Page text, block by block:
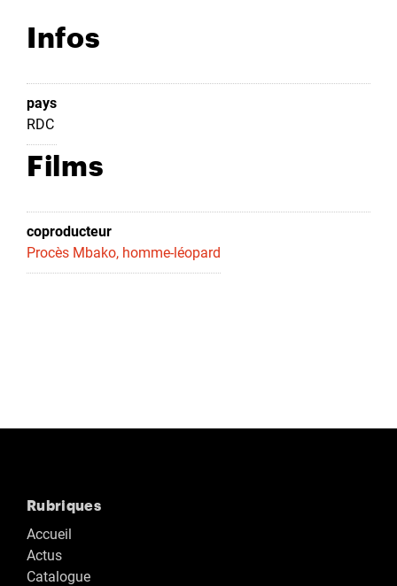
Infos
pays
RDC
Films
coproducteur
Procès Mbako, homme-léopard
Rubriques
Accueil
Actus
Catalogue